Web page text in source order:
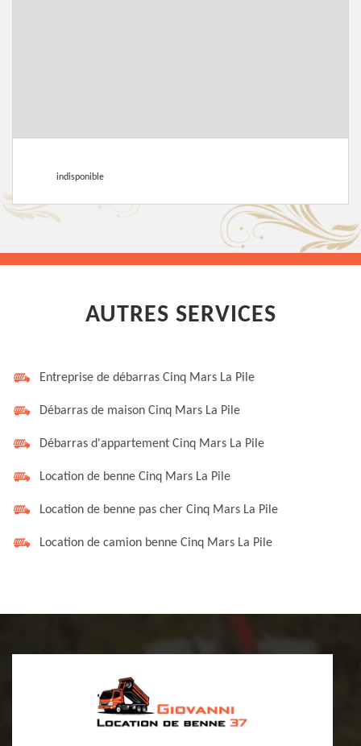
indisponible
AUTRES SERVICES
Entreprise de débarras Cinq Mars La Pile
Débarras de maison Cinq Mars La Pile
Débarras d'appartement Cinq Mars La Pile
Location de benne Cinq Mars La Pile
Location de benne pas cher Cinq Mars La Pile
Location de camion benne Cinq Mars La Pile